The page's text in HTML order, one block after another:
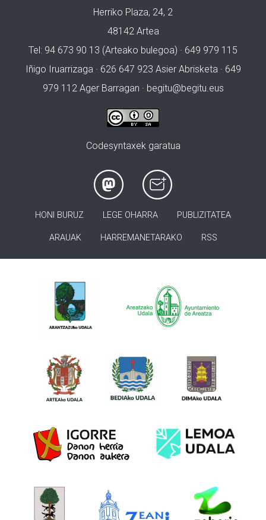
Herriko Plaza, 24, 2
48142 Artea
Tel: 94 673 90 13 (Arteako bulegoa) · 649 979 115
Iñigo Iruarrizaga · 626 647 923 Asier Abrisketa · 649
979 112 Ager Barragan · begitu@begitu.eus
Codesyntaxek garatua
HONI BURUZ LEGE OHARRA PUBLIZITATEA
ARAUAK HARREMANETARAKO RSS